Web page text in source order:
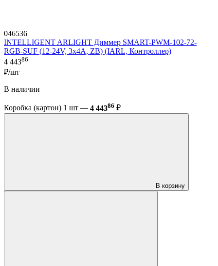
046536
INTELLIGENT ARLIGHT Диммер SMART-PWM-102-72-
RGB-SUF (12-24V, 3x4A, ZB) (IARL, Контроллер)
4 44386
₽/шт
В наличии
Коробка (картон) 1 шт — 4 44386 ₽
В корзину